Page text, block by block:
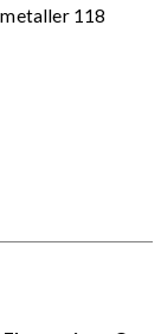
118